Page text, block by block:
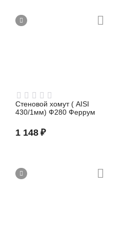
Стеновой хомут ( AISI
430/1мм) Ф280 Феррум
1 148 ₽